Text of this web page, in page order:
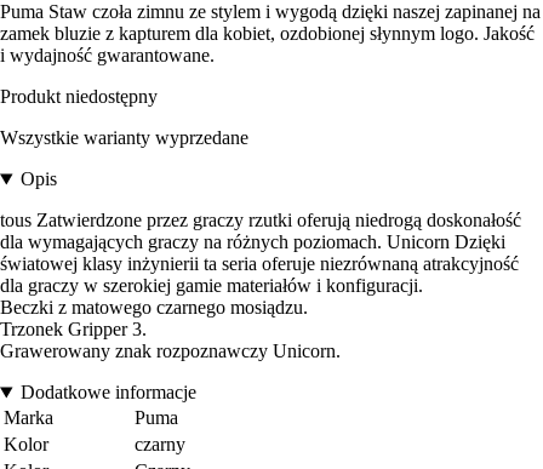
Puma Staw czoła zimnu ze stylem i wygodą dzięki naszej zapinanej na
zamek bluzie z kapturem dla kobiet, ozdobionej słynnym logo. Jakość
i wydajność gwarantowane.
Produkt niedostępny
Wszystkie warianty wyprzedane
Opis
tous Zatwierdzone przez graczy rzutki oferują niedrogą doskonałość
dla wymagających graczy na różnych poziomach. Unicorn Dzięki
światowej klasy inżynierii ta seria oferuje niezrównaną atrakcyjność
dla graczy w szerokiej gamie materiałów i konfiguracji.
Beczki z matowego czarnego mosiądzu.
Trzonek Gripper 3.
Grawerowany znak rozpoznawczy Unicorn.
Dodatkowe informacje
Marka
Puma
Kolor
czarny